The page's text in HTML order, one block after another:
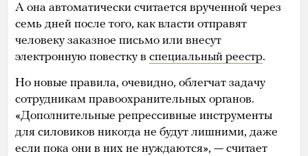
А она автоматически считается врученной через
семь дней после того, как власти отправят
человеку заказное письмо или внесут
электронную повестку в специальный реестр.
Но новые правила, очевидно, облегчат задачу
сотрудникам правоохранительных органов.
«Дополнительные репрессивные инструменты
для силовиков никогда не будут лишними, даже
если пока они в них не нуждаются», — считает